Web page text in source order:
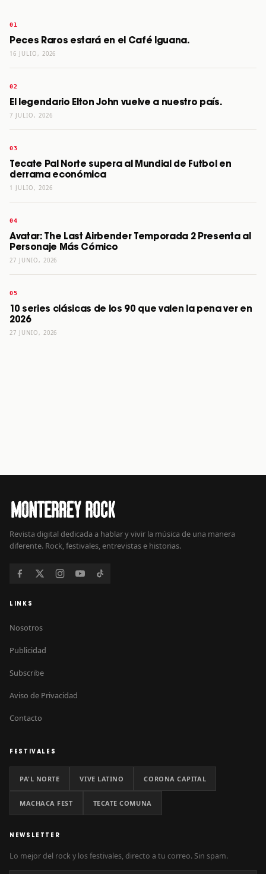
Peces Raros estará en el Café Iguana.
16 JULIO, 2026
El legendario Elton John vuelve a nuestro país.
7 JULIO, 2026
Tecate Pal Norte supera al Mundial de Futbol en
derrama económica
1 JULIO, 2026
Avatar: The Last Airbender Temporada 2 Presenta al
Personaje Más Cómico
27 JUNIO, 2026
10 series clásicas de los 90 que valen la pena ver en
2026
27 JUNIO, 2026
Revista digital dedicada a hablar y vivir la música de una manera
diferente. Rock, festivales, entrevistas e historias.
LINKS
Nosotros
Publicidad
Subscribe
Aviso de Privacidad
Contacto
FESTIVALES
PA'L NORTE VIVE LATINO CORONA CAPITAL
MACHACA FEST TECATE COMUNA
NEWSLETTER
Lo mejor del rock y los festivales, directo a tu correo. Sin spam.